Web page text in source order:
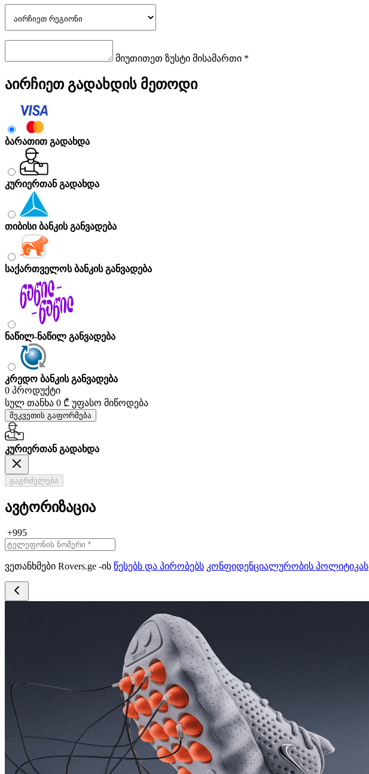
მიუთითეთ ზუსტი მისამართი *
აირჩიეთ გადახდის მეთოდი
ბარათით გადახდა
კურიერთან გადახდა
თიბისი ბანკის განვადება
საქართველოს ბანკის განვადება
ნაწილ-ნაწილ განვადება
კრედო ბანკის განვადება
0 პროდუქტი
სულ თანხა 0 ₾ უფასო მიწოდება
შეკვეთის გაფორმება
კურიერთან გადახდა
გაგრძელება
ავტორიზაცია
+995
ვეთანხმები Rovers.ge -ის წესებს და პირობებს კონფიდენციალურობის პოლიტიკას